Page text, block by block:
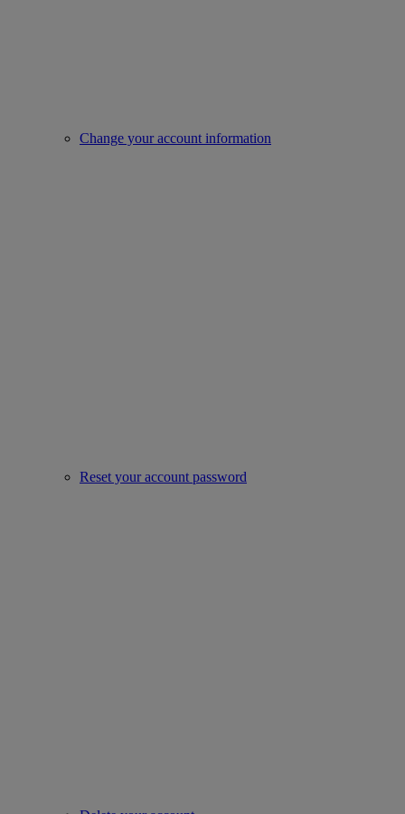
Change your account information
Reset your account password